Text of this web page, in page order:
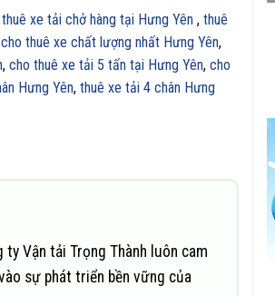
thuê xe tải chở hàng tại Hưng Yên , thuê
cho thuê xe chất lượng nhất Hưng Yên,
, cho thuê xe tải 5 tấn tại Hưng Yên, cho
Hưng Yên, thuê xe tải 4 chân Hưng
ty Vận tải Trọng Thành luôn cam
sự phát triển bền vững của